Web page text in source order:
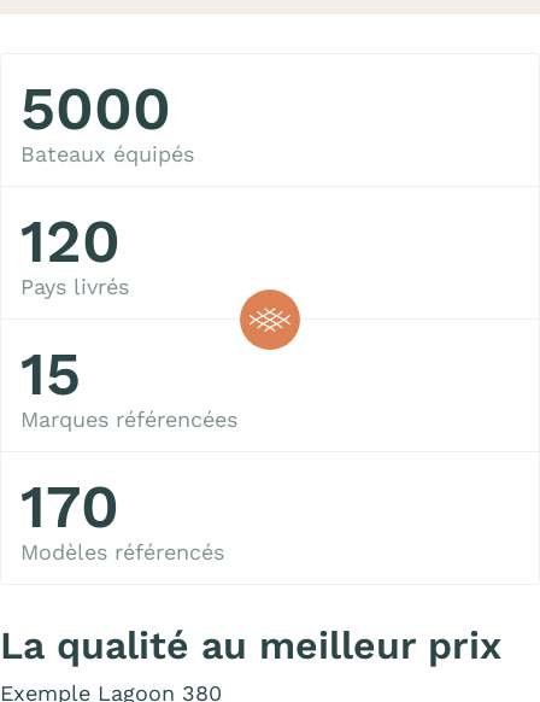
5000
Bateaux équipés
120
Pays livrés
15
Marques référencées
170
Modèles référencés
La qualité au meilleur prix
Exemple Lagoon 380